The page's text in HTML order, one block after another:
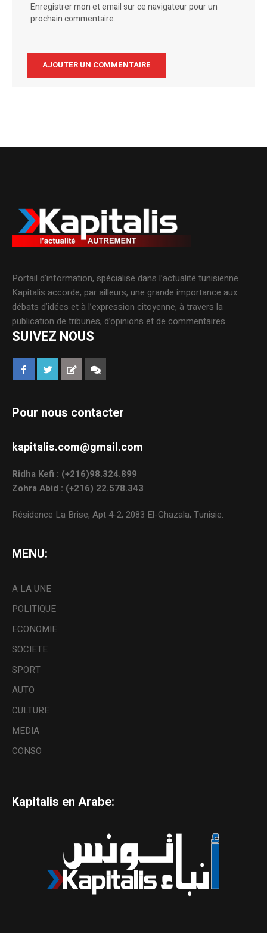
Enregistrer mon et email sur ce navigateur pour un
prochain commentaire.
Portail d’information, spécialisé dans l’actualité tunisienne.
Kapitalis accorde, par ailleurs, une grande importance aux
débats d’idées et à l’expression citoyenne, à travers la
publication de tribunes, d’opinions et de commentaires.
SUIVEZ NOUS
Pour nous contacter
kapitalis.com@gmail.com
Ridha Kefi : (+216)98.324.899
Zohra Abid : (+216) 22.578.343
Résidence La Brise, Apt 4-2, 2083 El-Ghazala, Tunisie.
MENU:
A LA UNE
POLITIQUE
ECONOMIE
SOCIETE
SPORT
AUTO
CULTURE
MEDIA
CONSO
Kapitalis en Arabe: